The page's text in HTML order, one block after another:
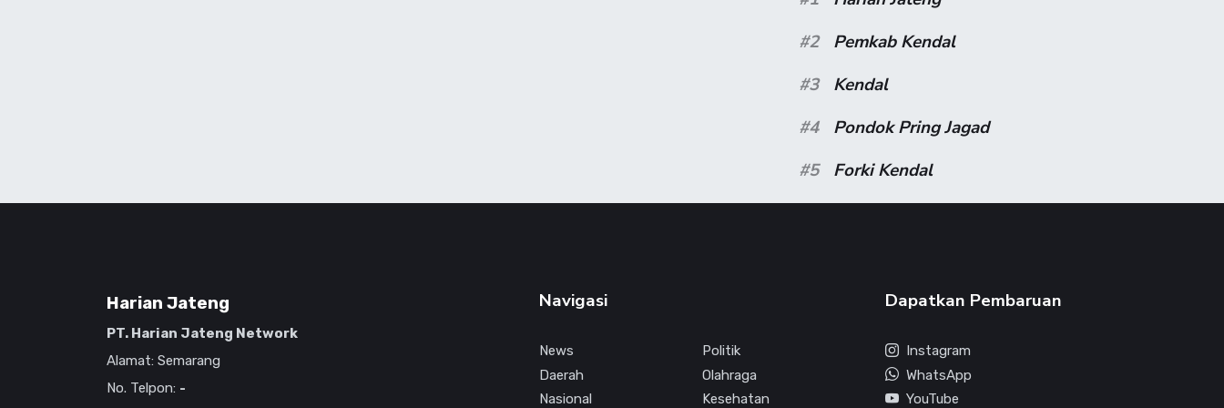
#2
Pemkab Kendal
#3
Kendal
#4
Pondok Pring Jagad
#5
Forki Kendal
Harian Jateng
PT. Harian Jateng Network
Alamat: Semarang
No. Telpon: -
Navigasi
News
Daerah
Nasional
Politik
Olahraga
Kesehatan
Dapatkan Pembaruan
Instagram
WhatsApp
YouTube